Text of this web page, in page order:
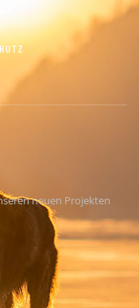
neuen Projekten